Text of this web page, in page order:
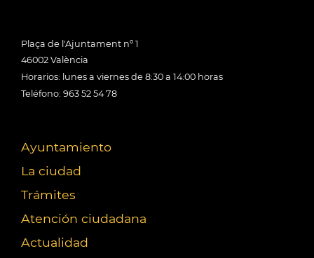
Plaça de l'Ajuntament nº 1
46002 València
Horarios: lunes a viernes de 8:30 a 14:00 horas
Teléfono: 963 52 54 78
Ayuntamiento
La ciudad
Trámites
Atención ciudadana
Actualidad